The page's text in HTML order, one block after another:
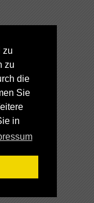
zu
zu
die
Sie
in